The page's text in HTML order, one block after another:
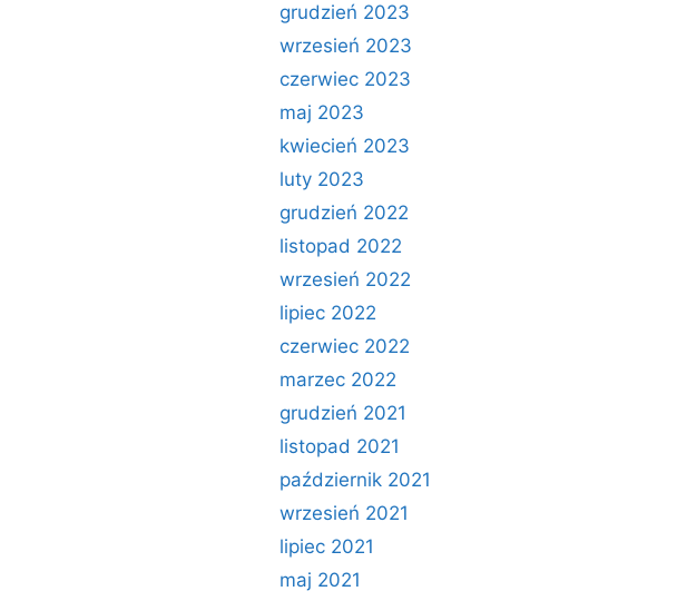
grudzień 2023
wrzesień 2023
czerwiec 2023
maj 2023
kwiecień 2023
luty 2023
grudzień 2022
listopad 2022
wrzesień 2022
lipiec 2022
czerwiec 2022
marzec 2022
grudzień 2021
listopad 2021
październik 2021
wrzesień 2021
lipiec 2021
maj 2021